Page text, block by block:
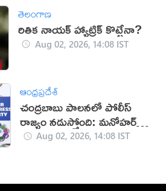
తెలంగాణ
రితిక నాయక్ హ్యాట్రిక్ కొట్టేనా?
Aug 02, 2026, 14:08 IST
ఆంధ్రప్రదేశ్
చంద్రబాబు పాలనలో పోలీస్
రాజ్యం నడుస్తోంది: మనోహర్
రెడ్డి Aug 02, 2026, 14:08 IST